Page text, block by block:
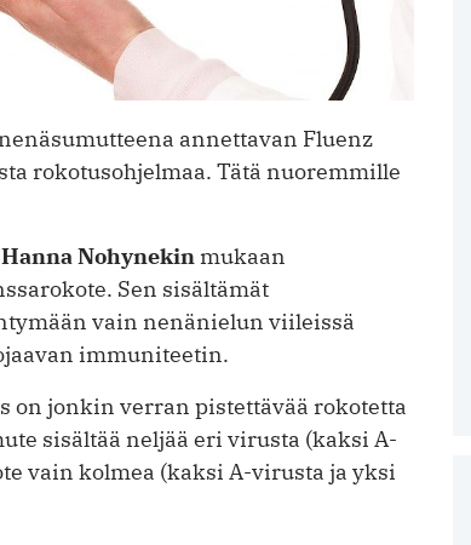
annettavan Fluenz
rokotusohjelmaa. Tätä nuoremmille
Hanna Nohynekin mukaan
Sen sisältämät
vain nenänielun viileissä
immuniteetin.
on jonkin verran pistettävää rokotetta
sisältää neljää eri virusta (kaksi A-
vain kolmea (kaksi A-virusta ja yksi